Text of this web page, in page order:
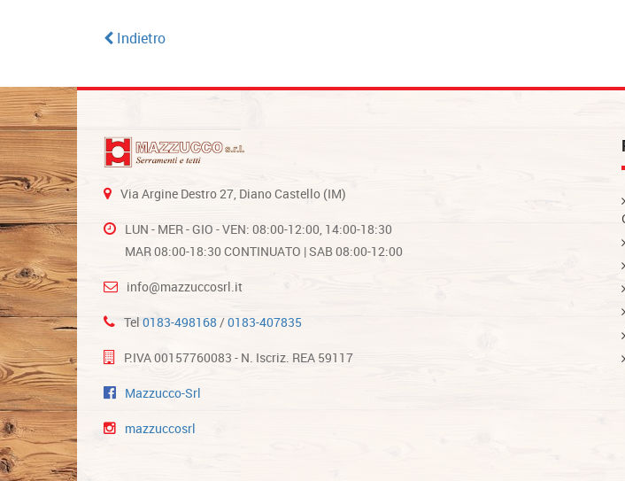
Indietro
Via Argine Destro 27, Diano Castello (IM)
LUN - MER - GIO - VEN: 08:00-12:00, 14:00-18:30
MAR 08:00-18:30 CONTINUATO | SAB 08:00-12:00
info@mazzuccosrl.it
Tel 0183-498168 /0183-407835
P.IVA 00157760083 - N. Iscriz. REA 59117
Mazzucco-Srl
mazzuccosrl